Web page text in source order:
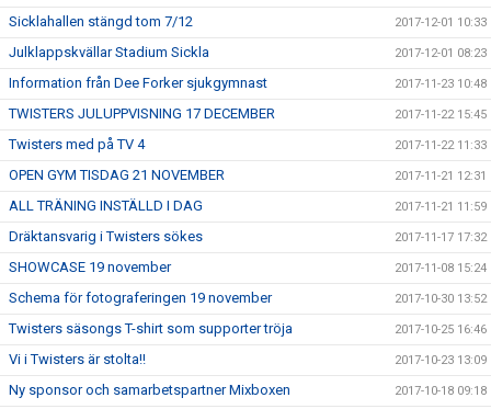
Sicklahallen stängd tom 7/12 2017-12-01 10:33
Julklappskvällar Stadium Sickla 2017-12-01 08:23
Information från Dee Forker sjukgymnast 2017-11-23 10:48
TWISTERS JULUPPVISNING 17 DECEMBER 2017-11-22 15:45
Twisters med på TV 4 2017-11-22 11:33
OPEN GYM TISDAG 21 NOVEMBER 2017-11-21 12:31
ALL TRÄNING INSTÄLLD I DAG 2017-11-21 11:59
Dräktansvarig i Twisters sökes 2017-11-17 17:32
SHOWCASE 19 november 2017-11-08 15:24
Schema för fotograferingen 19 november 2017-10-30 13:52
Twisters säsongs T-shirt som supporter tröja 2017-10-25 16:46
Vi i Twisters är stolta!! 2017-10-23 13:09
Ny sponsor och samarbetspartner Mixboxen 2017-10-18 09:18